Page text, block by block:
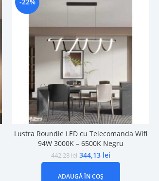
Lustra Roundie LED cu Telecomanda Wifi
94W 3000K – 6500K Negru
442,28lei 344,13 lei
ADAUGĂ ÎN COȘ